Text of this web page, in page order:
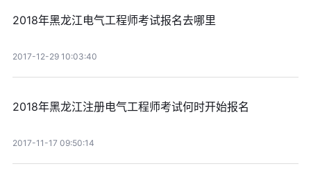
2018年黑龙江电气工程师考试报名去哪里
2017-12-29 10:03:40
2018年黑龙江注册电气工程师考试何时开始报名
2017-11-17 09:50:14